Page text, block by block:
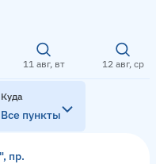
11 авг, вт 12 авг, ср
Куда
Все пункты
пр.